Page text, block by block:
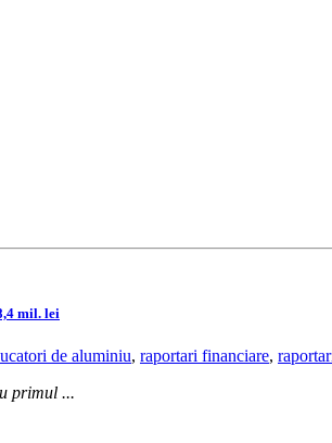
mil. lei
de aluminiu, raportari financiare,
primul ...